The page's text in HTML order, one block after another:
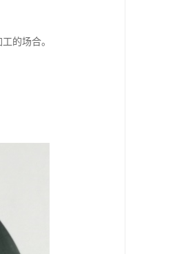
的场合。